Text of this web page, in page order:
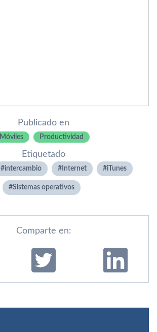
Publicado en
Móviles Productividad
Etiquetado
intercambio Internet iTunes
Sistemas operativos
Comparte en: